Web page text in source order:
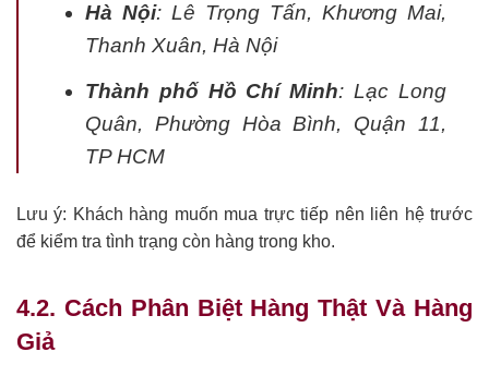
Hà Nội: Lê Trọng Tấn, Khương Mai,
Thanh Xuân, Hà Nội
Thành phố Hồ Chí Minh: Lạc Long
Quân, Phường Hòa Bình, Quận 11,
TP HCM
Lưu ý: Khách hàng muốn mua trực tiếp nên liên hệ trước
để kiểm tra tình trạng còn hàng trong kho.
4.2. Cách Phân Biệt Hàng Thật Và Hàng
Giả